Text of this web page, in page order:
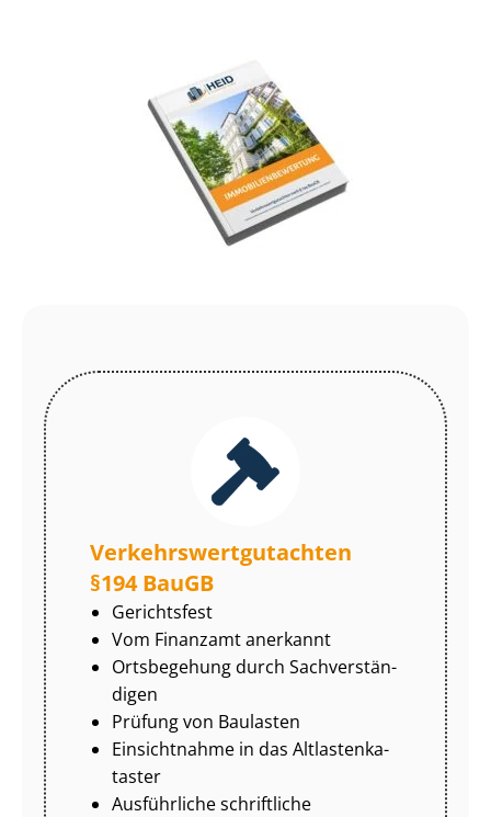
Ver­kehrs­wert­gut­ach­ten
§194 BauGB
Gerichtsfest
Vom Finanzamt anerkannt
Ortsbegehung durch Sach­ver­stän­
di­gen
Prüfung von Baulasten
Einsichtnahme in das Alt­las­ten­ka­
tas­ter
Ausführliche schriftliche